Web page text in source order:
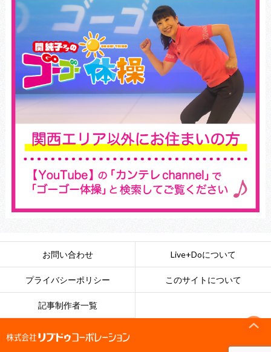
お問い合わせ Live+Doについて
プライバシーポリシー このサイトについて
記事制作者一覧